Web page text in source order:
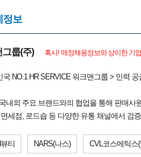
정보
그룹(주) 혹시! 매장채용정보와 상이한 기
국 NO.1 HR SERVICE 워크맨그룹 > 인력
내외 주요 브랜드와의 협업을 통해 판매사
세점, 로드숍 등 다양한 유통 채널에서 검
티 NARS(나스) CVL코스메틱스